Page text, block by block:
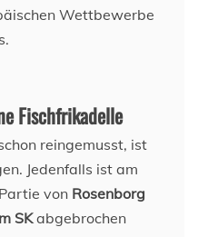
Wettbewerbe
Fischfrikadelle
reingemusst, ist
Jedenfalls ist am
von Rosenborg
SKabgebrochen